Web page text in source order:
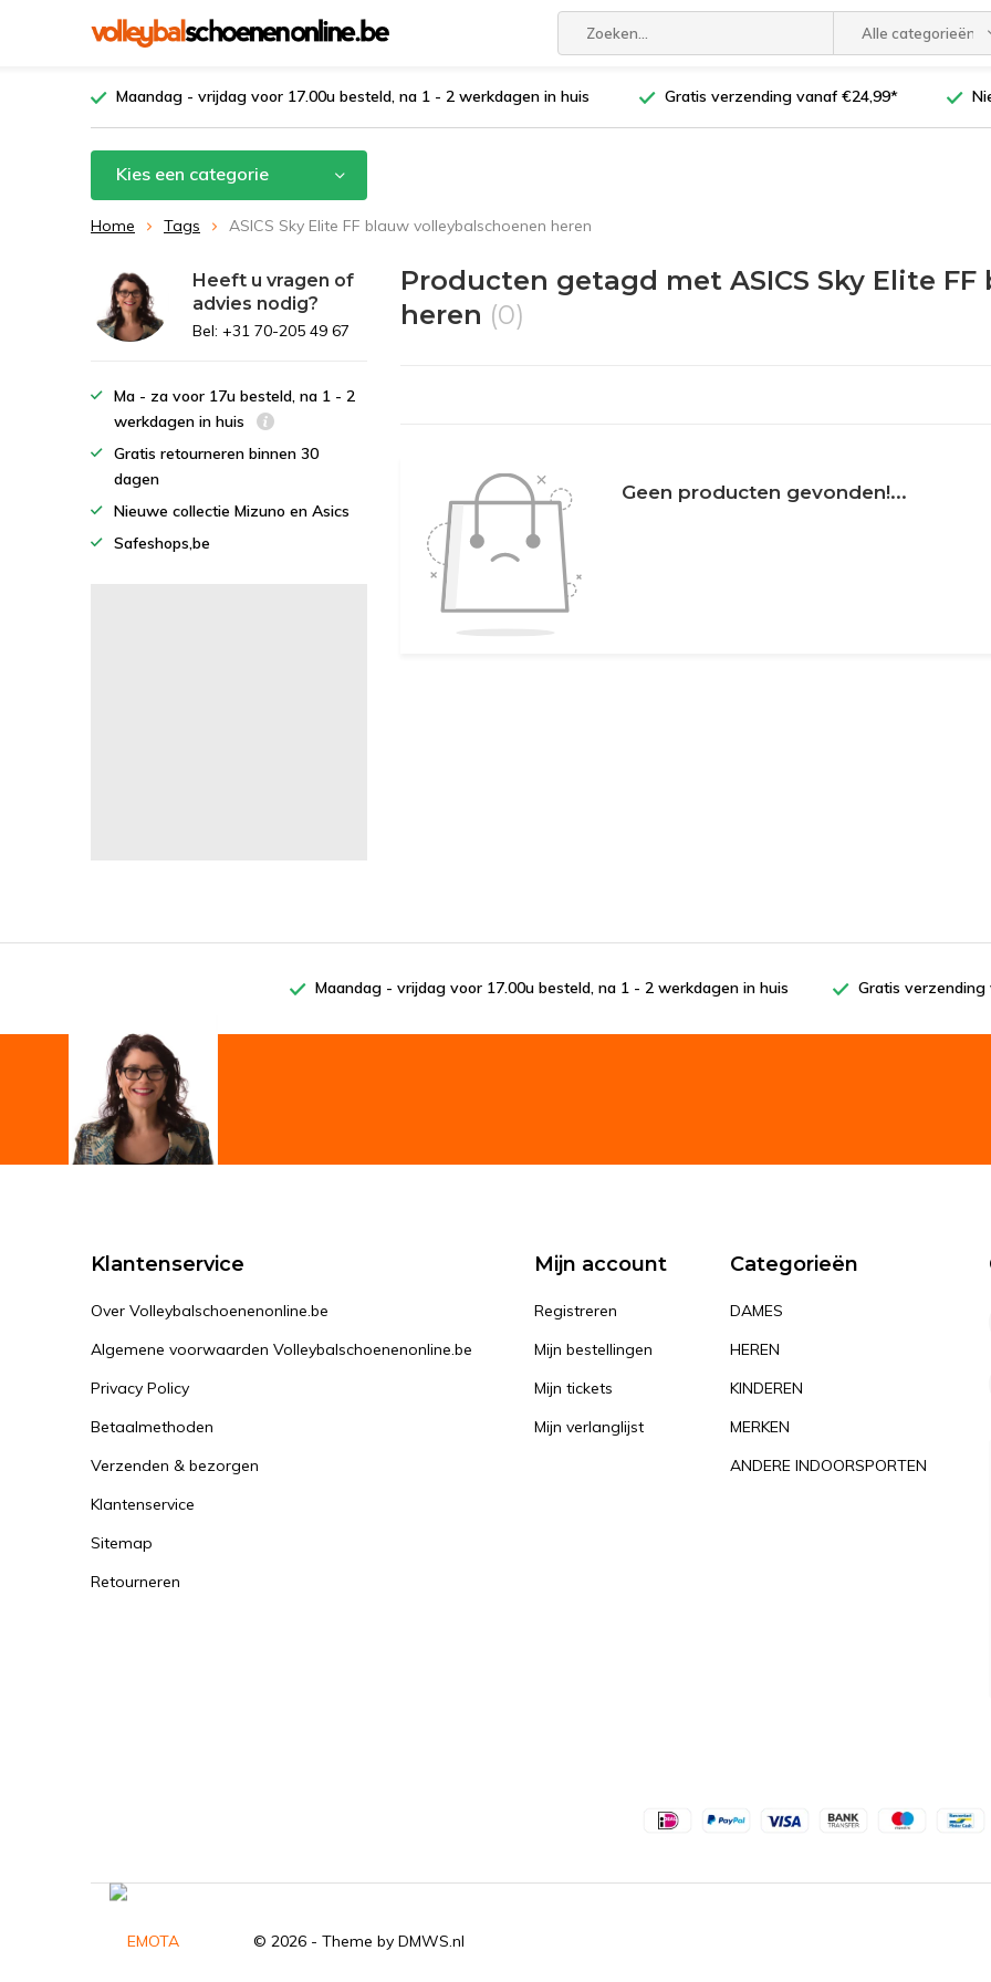
Alle categorieën
Maandag - vrijdag voor 17.00u besteld, na 1 - 2 werkdagen in huis Gratis verzending vanaf €24,99*
Kies een categorie
Home Tags ASICS Sky Elite FF blauw volleybalschoenen heren
Producten getagd met ASICS Sky Elite
heren (0)
Geen producten gevonden!...
Heeft u vragen of
advies nodig?
Bel: +31 70-205 49 67
Ma - za voor 17u besteld, na 1 - 2
werkdagen in huis
Gratis retourneren binnen 30
dagen
Nieuwe collectie Mizuno en Asics
Safeshops,be
Maandag - vrijdag voor 17.00u besteld, na 1 - 2 werkdagen in huis Gratis
Klantenservice
Over Volleybalschoenenonline.be
Algemene voorwaarden Volleybalschoenenonline.be
Privacy Policy
Betaalmethoden
Verzenden & bezorgen
Klantenservice
Sitemap
Retourneren
Mijn account
Registreren
Mijn bestellingen
Mijn tickets
Mijn verlanglijst
Categorieën
DAMES
HEREN
KINDEREN
MERKEN
ANDERE INDOORSPORTEN
© 2026 - Theme by DMWS.nl